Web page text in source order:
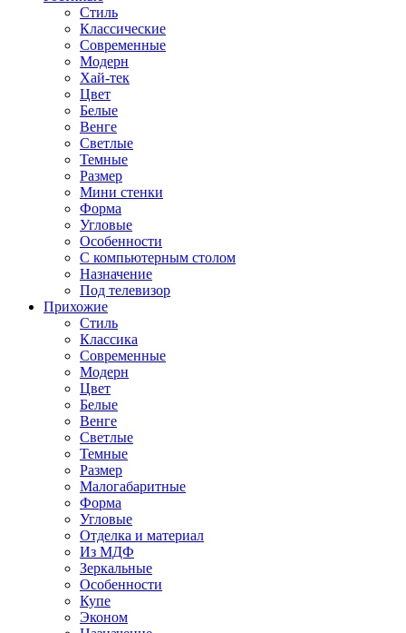
Стиль
Классические
Современные
Модерн
Хай-тек
Цвет
Белые
Венге
Светлые
Темные
Размер
Мини стенки
Форма
Угловые
Особенности
С компьютерным столом
Назначение
Под телевизор
Прихожие
Стиль
Классика
Современные
Модерн
Цвет
Белые
Венге
Светлые
Темные
Размер
Малогабаритные
Форма
Угловые
Отделка и материал
Из МДФ
Зеркальные
Особенности
Купе
Эконом